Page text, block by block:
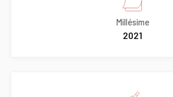
Millésime
2021